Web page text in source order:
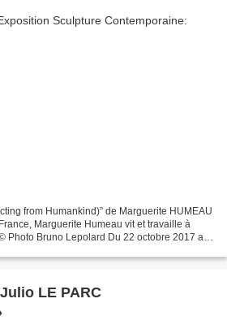
from Humankind)” de Marguerite HUMEAU
Marguerite Humeau vit et travaille à
Photo Bruno Lepolard Du 22 octobre 2017 au
LE PARC